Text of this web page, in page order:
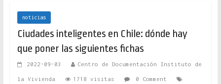
noticias
Ciudades inteligentes en Chile: dónde hay
que poner las siguientes fichas
2022-09-03 Centro de Documentación Instituto de
la Vivienda 1718 visitas 0 Comment